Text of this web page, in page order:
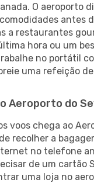
O aeroporto
antes
a restaurantes
hora ou um
no portátil
uma refeição
Aeroporto do
voos chega ao
recolher a
no telefone
de um cartão
uma loja no